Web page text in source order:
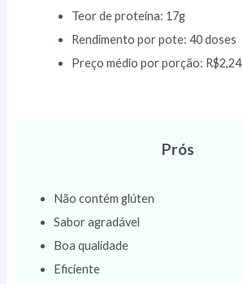
Teor de proteína: 17g
Rendimento por pote: 40 doses
Preço médio por porção: R$2,24
Prós
Não contém glúten
Sabor agradável
Boa qualidade
Eficiente